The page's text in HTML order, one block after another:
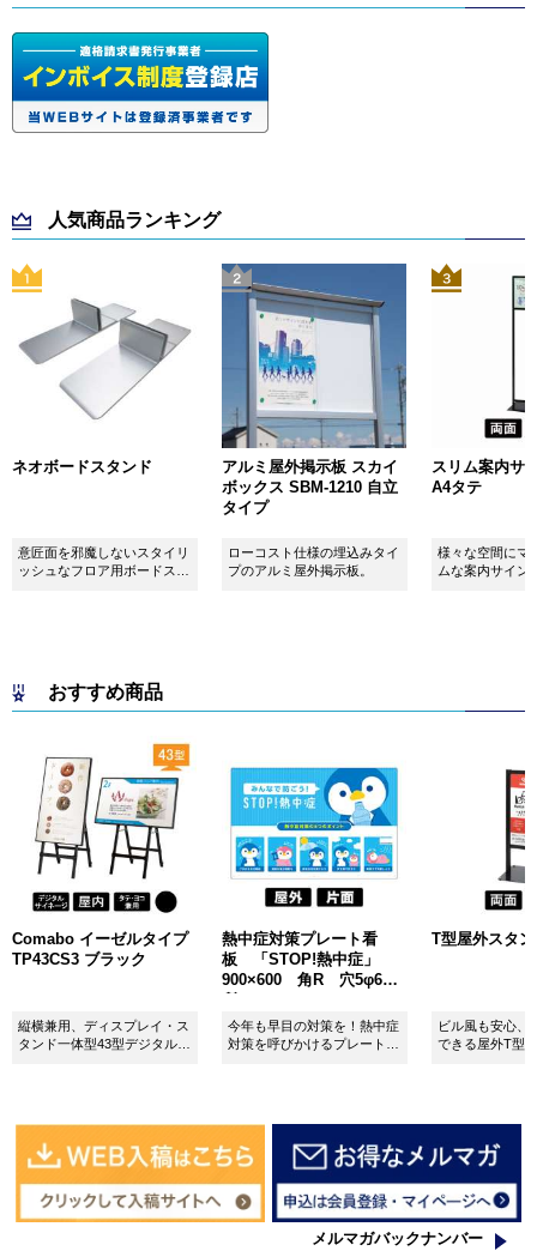
人気商品ランキング
ネオボードスタンド
意匠面を邪魔しないスタイリ
ッシュなフロア用ボードスタ
アルミ屋外掲示板 スカイ
ボックス SBM-1210 自立
タイプ
ローコスト仕様の埋込みタイ
プのアルミ屋外掲示板。
スリム案内サ
A4タテ
様々な空間にマ
ムな案内サイン
おすすめ商品
Comabo イーゼルタイプ
TP43CS3 ブラック
縦横兼用、ディスプレイ・ス
タンド一体型43型デジタルサ
熱中症対策プレート看
板 「STOP!熱中症」
900×600 角R 穴5φ6カ
今年も早目の対策を！熱中症
対策を呼びかけるプレート看
T型屋外スタ
ビル風も安心、
できる屋外T型
メルマガバックナンバー